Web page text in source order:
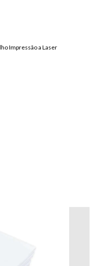
Impressão a Laser